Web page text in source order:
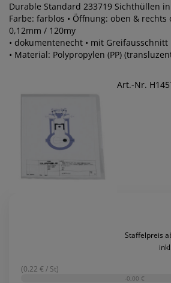
Durable Standard 233719 Sichthüllen in
Farbe: farblos • Öffnung: oben & rechts
0,12mm / 120my
• dokumentenecht • mit Greifausschnitt
• Material: Polypropylen (PP)
Art.-Nr.
Staffelpreis
(0.22 € / St)
-0,00 €